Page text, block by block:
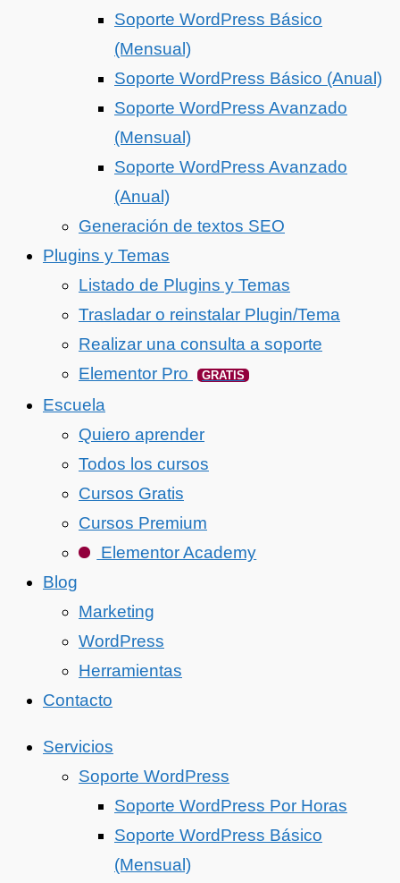
Soporte WordPress Básico
(Mensual)
Soporte WordPress Básico (Anual)
Soporte WordPress Avanzado
(Mensual)
Soporte WordPress Avanzado
(Anual)
Generación de textos SEO
Plugins y Temas
Listado de Plugins y Temas
Trasladar o reinstalar Plugin/Tema
Realizar una consulta a soporte
Elementor Pro
GRATIS
Escuela
Quiero aprender
Todos los cursos
Cursos Gratis
Cursos Premium
Elementor Academy
Blog
Marketing
WordPress
Herramientas
Contacto
Servicios
Soporte WordPress
Soporte WordPress Por Horas
Soporte WordPress Básico
(Mensual)